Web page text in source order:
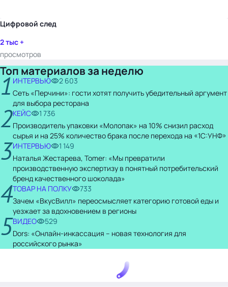
Цифровой след
2 тыс +
просмотров
Топ материалов за неделю
1 ИНТЕРВЬЮ
2 603
Сеть «Перчини»: гости хотят получить убедительный аргумент
для выбора ресторана
2КЕЙС
1 736
Производитель упаковки «Молопак» на 10% снизил расход
сырья и на 25% количество брака после перехода на «1С:УНФ»
3ИНТЕРВЬЮ
1 149
Наталья Жестарева, Tomer: «Мы превратили
производственную экспертизу в понятный потребительский
бренд качественного шоколада»
4ТОВАР НА ПОЛКУ
733
Зачем «ВкусВилл» переосмысляет категорию готовой еды и
уезжает за вдохновением в регионы
5ВИДЕО
529
Dors: «Онлайн-инкассация – новая технология для
российского рынка»